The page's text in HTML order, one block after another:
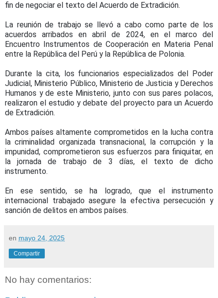
fin de negociar el texto del Acuerdo de Extradición.
La reunión de trabajo se llevó a cabo como parte de los
acuerdos arribados en abril de 2024, en el marco del
Encuentro Instrumentos de Cooperación en Materia Penal
entre la República del Perú y la República de Polonia.
Durante la cita, los funcionarios especializados del Poder
Judicial, Ministerio Público, Ministerio de Justicia y Derechos
Humanos y de este Ministerio, junto con sus pares polacos,
realizaron el estudio y debate del proyecto para un Acuerdo
de Extradición.
Ambos países altamente comprometidos en la lucha contra
la criminalidad organizada transnacional, la corrupción y la
impunidad, comprometieron sus esfuerzos para finiquitar, en
la jornada de trabajo de 3 días, el texto de dicho
instrumento.
En ese sentido, se ha logrado, que el instrumento
internacional trabajado asegure la efectiva persecución y
sanción de delitos en ambos países.
en mayo 24, 2025
Compartir
No hay comentarios: